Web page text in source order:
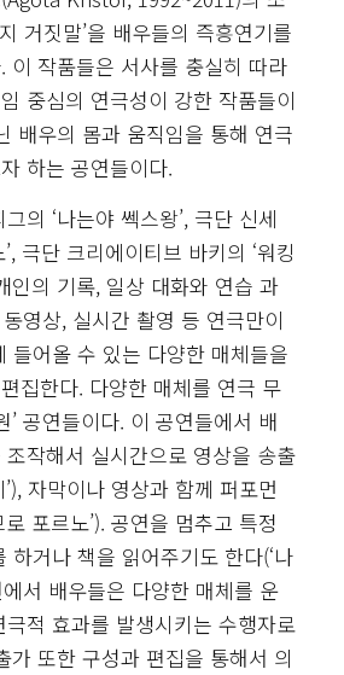
거짓말’을 배우들의 즉흥연기를
이 작품들은 서사를 충실히 따라
중심의 연극성이 강한 작품들이
배우의 몸과 움직임을 통해 연극
하는 공연들이다.
의 ‘나는야 쎅스왕’, 극단 신세
극단 크리에이티브 바키의 ‘워킹
인의 기록, 일상 대화와 연습 과
영상, 실시간 촬영 등 연극만이
들어올 수 있는 다양한 매체들을
집한다. 다양한 매체를 연극 무
’ 공연들이다. 이 공연들에서 배
작해서 실시간으로 영상을 송출
자막이나 영상과 함께 퍼포먼
포르노’). 공연을 멈추고 특정
하거나 책을 읽어주기도 한다(‘나
서 배우들은 다양한 매체를 운
적 효과를 발생시키는 수행자로
가 또한 구성과 편집을 통해서 의